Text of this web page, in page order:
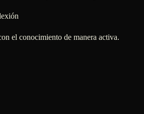
el conocimiento de manera activa.